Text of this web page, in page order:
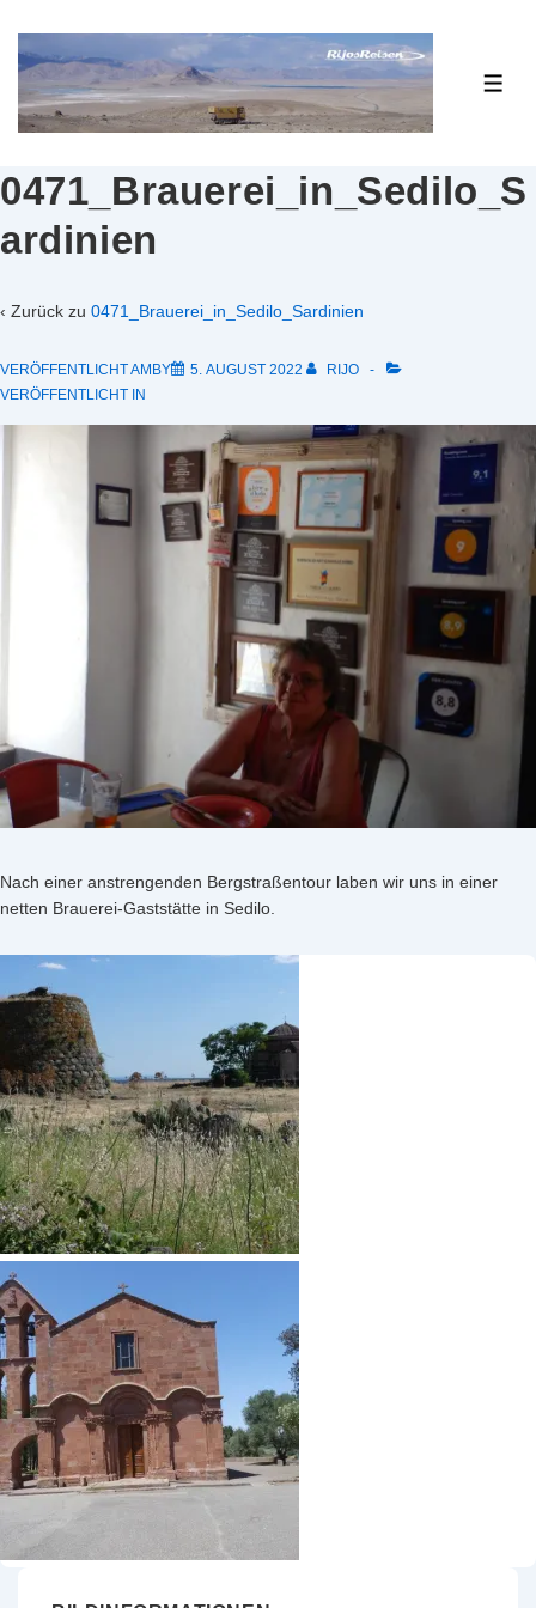
Zum
Inhalt
0471_Brauerei_in_Sedilo_S
ardinien
‹ Zurück zu 0471_Brauerei_in_Sedilo_Sardinien
VERÖFFENTLICHT AMBY 5. AUGUST 2022
RIJO
VERÖFFENTLICHT IN
Nach einer anstrengenden Bergstraßentour laben wir uns in einer
netten Brauerei-Gaststätte in Sedilo.